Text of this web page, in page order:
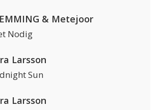
& Metejoor
Nodig
Larsson
Sun
Larsson